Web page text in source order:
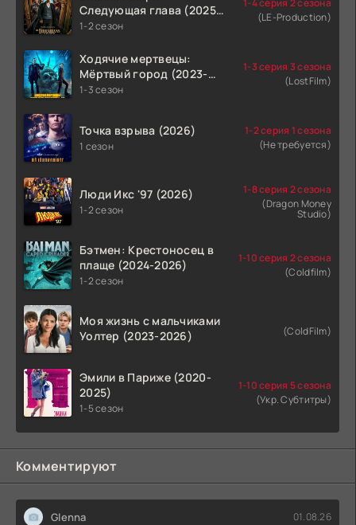
Следующая глава (2025-
2026)
1-2 сезон
1-4 серия 2 сезона
(LE-Production)
Ходячие мертвецы:
Мёртвый город (2023-
2026)
1-3 сезон
1-3 серия 3 сезона
(LostFilm)
Точка взрыва (2026)
1 сезон
1-2 серия 1 сезона
(Не требуется)
Люди Икс '97 (2026)
1-2 сезон
1-8 серия 2 сезона
(Dragon Money
Studio)
Бэтмен: Крестоносец в
плаще (2024-2026)
1-2 сезон
1-10 серия 2 сезона
(Coldfilm)
Моя жизнь с мальчиками
Уолтер (2023-2026)
(ColdFilm)
Эмили в Париже (2020-
2025)
1-5 сезон
1-10 серия 5 сезона
(Укр. Субтитры)
Комментируют
Glenna 01.08.26